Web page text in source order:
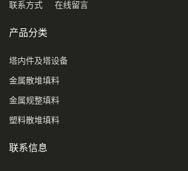
联系方式 在线留言
产品分类
塔内件及塔设备
金属散堆填料
金属规整填料
塑料散堆填料
联系信息